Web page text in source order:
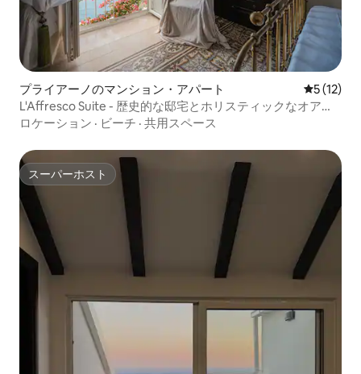
プライアーノのマンション・アパート レビュー
5 (12)
L'Affresco Suite - 歴史的な邸宅とホリスティックなオアシ
ス
ロケーション · ビーチ · 共用スペース
スーパーホスト
スーパーホスト